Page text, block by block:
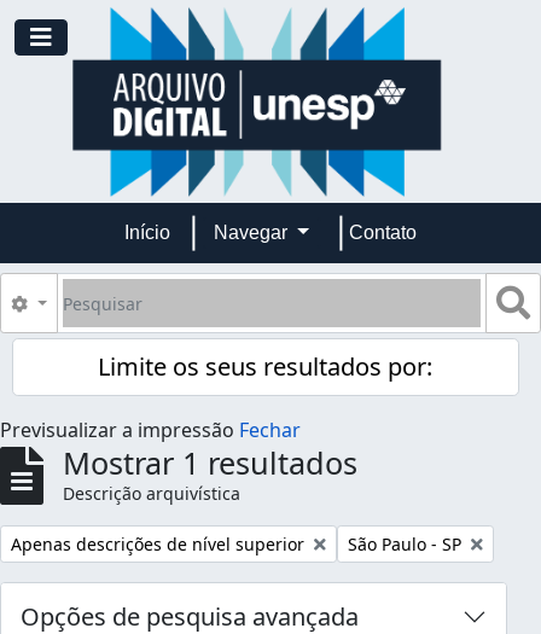
Skip to main content
Toggle navigation
Início Navegar Contato
Pesquisar
Opções de busca
Limite os seus resultados por:
Previsualizar a impressão Fechar
Mostrar 1 resultados
Descrição arquivística
Remover filtro:
Apenas descrições de nível superior Remover filtro:
São Paulo - SP
Opções de pesquisa avançada